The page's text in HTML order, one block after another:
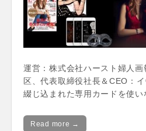
運営：株式会社ハースト婦人
区、代表取締役社長＆CEO：
綴じ込まれた専用カードを使い
Read more →